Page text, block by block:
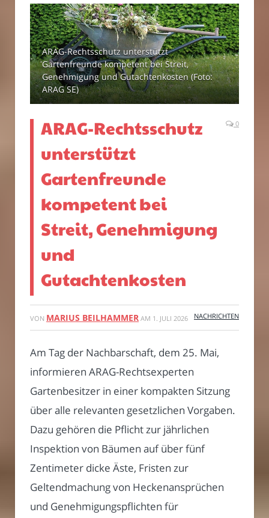
ARAG-Rechtsschutz unterstützt
Gartenfreunde kompetent bei Streit,
Genehmigung und Gutachtenkosten (Foto:
ARAG SE)
ARAG-Rechtsschutz
unterstützt
Gartenfreunde
kompetent bei
Streit, Genehmigung
und
Gutachtenkosten
0
VON MARIUS BEILHAMMER AM 1. JULI 2026 NACHRICHTEN
Am Tag der Nachbarschaft, dem 25. Mai,
informieren ARAG-Rechtsexperten
Gartenbesitzer in einer kompakten Sitzung
über alle relevanten gesetzlichen Vorgaben.
Dazu gehören die Pflicht zur jährlichen
Inspektion von Bäumen auf über fünf
Zentimeter dicke Äste, Fristen zur
Geltendmachung von Heckenansprüchen
und Genehmigungspflichten für